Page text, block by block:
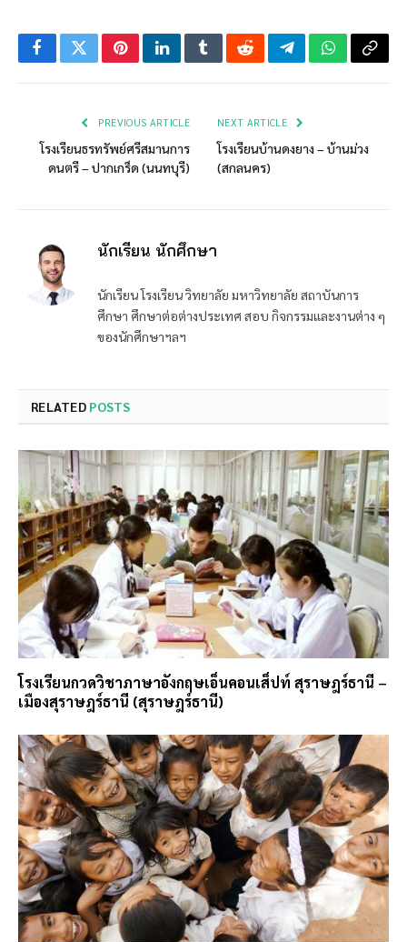
FacebookTwitterPinterestLinkedInTumblrRedditTelegramWhatsApp
Copy
PREVIOUS ARTICLE
โรงเรียนธรทรัพย์ศรีสมานการ
ดนตรี – ปากเกร็ด (นนทบุรี)
NEXT ARTICLE
โรงเรียนบ้านดงยาง – บ้านม่วง
(สกลนคร)
นักเรียน นักศึกษา
นักเรียน โรงเรียน วิทยาลัย มหาวิทยาลัย สถาบันการ
ศึกษา ศึกษาต่อต่างประเทศ สอบ กิจกรรมและงานต่าง ๆ
ของนักศึกษาฯลฯ
RELATED POSTS
โรงเรียนกวดวิชาภาษาอังกฤษเอ็นคอนเส็ปท์ สุราษฎร์ธานี –
เมืองสุราษฎร์ธานี (สุราษฎร์ธานี)